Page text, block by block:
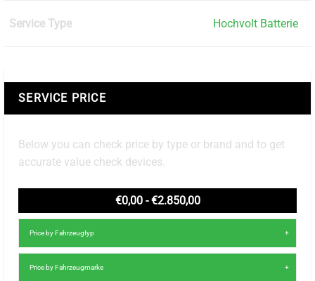
Service Type Hochvolt Batterie
SERVICE PRICE
Below you can check price by type or brand and to get
accurate value check devices.
€0,00 - €2.850,00
Price by Fahrzeugtyp
Price by Fahrzeugmarke